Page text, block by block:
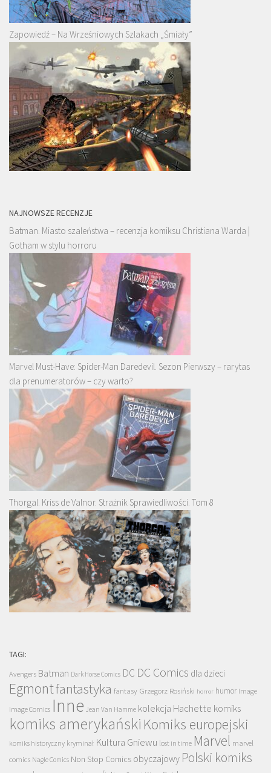
Zapowiedź – Na Wrześniowych Szlakach „Śmiały”
NAJNOWSZE RECENZJE
Batman. Miasto szaleństwa – recenzja komiksu Christiana Warda |
Gotham w stylu horroru
Marvel Must-Have: Spider-Man Daredevil. Sezon Pierwszy – rarytas
dla prenumeratorów – czy warto?
Thorgal. Kriss de Valnor. Strażnik Sprawiedliwości. Tom 8
TAGI:
Avengers Batman Dark Horse Comics DC DC Comics dla dzieci
Egmontfantastyka fantasy Grzegorz Rosiński horror humor Image
Image Comics Inne Jean Van Hamme kolekcja Hachette komiks
komiks amerykański Komiks europejski
komiks historyczny kryminał Kultura Gniewu lost in time Marvel marvel
comics Nagle Comics Non Stop Comics obyczajowy Polski komiks